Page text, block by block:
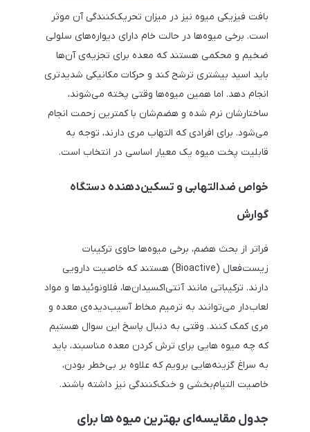
بافت فیزیکی میوه نیز در میزان تحریک‌کنندگی آن موثر
است. برخی میوه‌ها در حالت خام دارای دیواره‌های سلولی
ضخیم و محکمی هستند که معده برای تجزیه‌ی آن‌ها
باید اسید بیشتری ترشح کند و حرکات مکانیکی شدیدتری
انجام دهد. اما همین میوه‌ها وقتی پخته می‌شوند،
ساختارشان نرم شده و هضم‌شان با کمترین زحمت انجام
می‌شود. برای افرادی که التهاب مری دارند، توجه به
قابلیت پخت میوه یک معیار اساسی در انتخاب است.
خواص ضدالتهابی و تسکین‌دهنده دستگاه
گوارش
فراتر از بحث هضم، برخی میوه‌ها حاوی ترکیبات
زیست‌فعال (Bioactive) هستند که خاصیت دارویی
دارند. ترکیباتی مانند آنتی‌اکسیدان‌ها، فلاونوئیدها و مواد
لعاب‌دار می‌توانند به ترمیم مخاط آسیب‌دیده‌ی معده و
مری کمک کنند. وقتی به دنبال پاسخ این سوال هستیم
که چه میوه هایی برای ترش کردن معده مناسبند، باید
به سراغ گزینه‌هایی برویم که علاوه بر بی‌خطر بودن،
خاصیت التیام‌بخشی و خنک‌کنندگی نیز داشته باشند.
جدول مقایسه‌ای بهترین میوه ها برای